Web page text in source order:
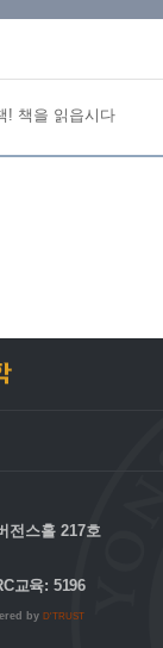
! 책을 읽읍시다
전스홀 217호
교육: 5196
by D'TRUST